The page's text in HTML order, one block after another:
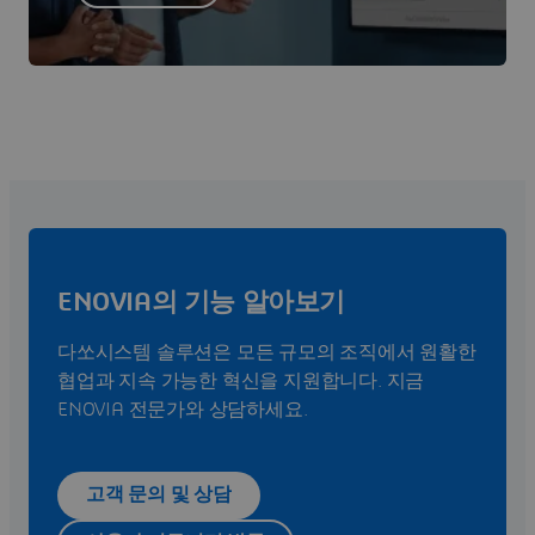
ENOVIA의 기능 알아보기
다쏘시스템 솔루션은 모든 규모의 조직에서 원활한
협업과 지속 가능한 혁신을 지원합니다. 지금
ENOVIA 전문가와 상담하세요.
고객 문의 및 상담